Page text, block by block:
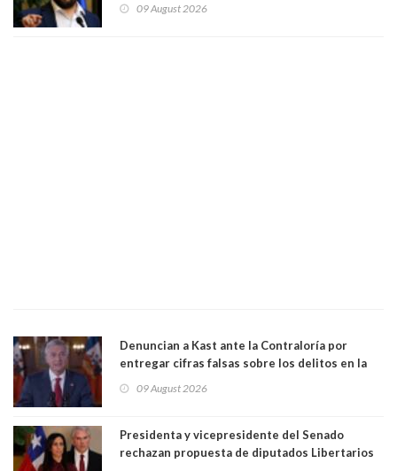
a favor de la oposición, sería una victoria de la
09 August 2026
Denuncian a Kast ante la Contraloría por
entregar cifras falsas sobre los delitos en la
09 August 2026
Presidenta y vicepresidente del Senado
rechazan propuesta de diputados Libertarios